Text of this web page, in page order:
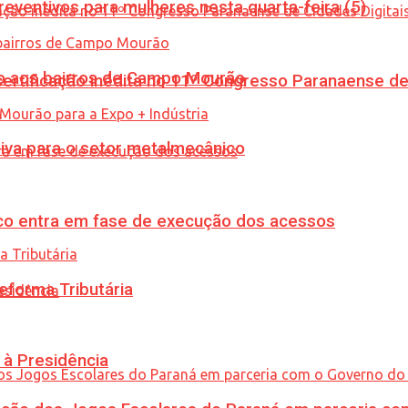
inédita no 11º Congresso Paranaense
entra em fase de execução dos acessos
Presidência
para mulheres nesta quarta-feira (5)
bairros de Campo Mourão
para o setor metalmecânico
Tributária